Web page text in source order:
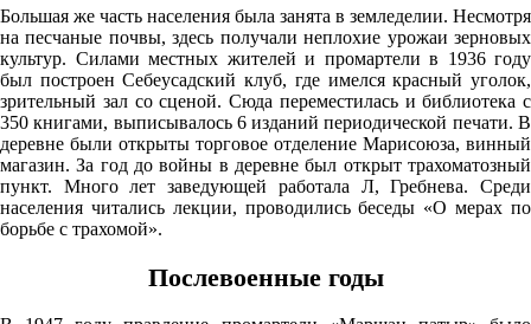
15:00
25.3°
763
44%
3.9
239°
Большая же часть населения была занята в земледелии. Несмотря
на песчаные почвы, здесь получали неплохие урожаи зерновых
культур. Силами местных жителей и промартели в 1936 году
был построен Себеусадский клуб, где имелся красный уголок,
зрительный зал со сценой. Сюда переместилась и библиотека с
350 книгами, выписывалось 6 изданий периодической печати. В
деревне были открыты торговое отделение Марисоюза, винный
магазин. За год до войны в деревне был открыт трахоматозный
пункт. Много лет заведующей работала Л, Гребнева. Среди
населения читались лекции, проводились беседы «О мерах по
борьбе с трахомой».
Послевоенные годы